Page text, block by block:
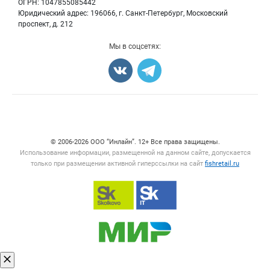
ОГРН: 1047855085442
Юридический адрес: 196066, г. Санкт-Петербург, Московский
проспект, д. 212
Блог
Мы в соцсетях:
© 2006‑2026 ООО “Инлайн”. 12+ Все права защищены.
Использование информации, размещенной на данном сайте, допускается
только при размещении активной гиперссылки на сайт fishretail.ru